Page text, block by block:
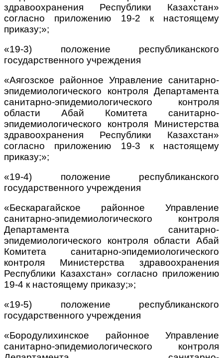
здравоохранения Республики Казахстан»
согласно приложению 19-2 к настоящему
приказу;»;
«19-3) положение республиканского
государственного учреждения
«Аягозское районное Управление санитарно-
эпидемиологического контроля Департамента
санитарно-эпидемиологического контроля
области Абай Комитета санитарно-
эпидемиологического контроля Министерства
здравоохранения Республики Казахстан»
согласно приложению 19-3 к настоящему
приказу;»;
«19-4) положение республиканского
государственного учреждения
«Бескарагайское районное Управление
санитарно-эпидемиологического контроля
Департамента санитарно-
эпидемиологического контроля области Абай
Комитета санитарно-эпидемиологического
контроля Министерства здравоохранения
Республики Казахстан» согласно приложению
19-4 к настоящему приказу;»;
«19-5) положение республиканского
государственного учреждения
«Бородулихинское районное Управление
санитарно-эпидемиологического контроля